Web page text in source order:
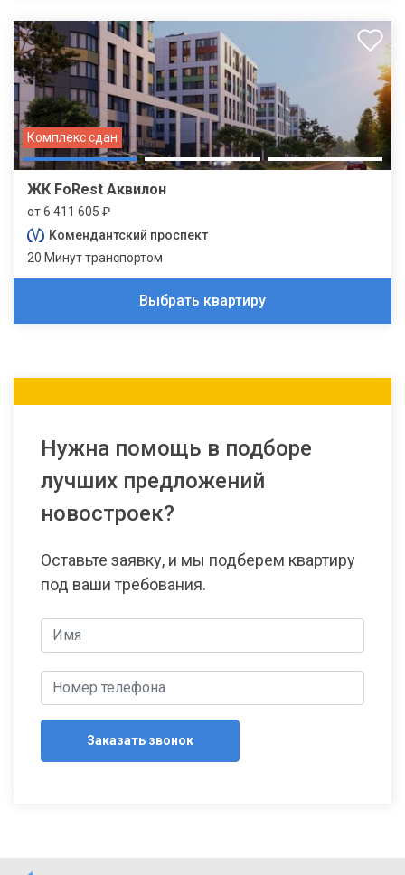
Комплекс сдан
ЖК FoRest Аквилон
от 6 411 605 ₽
Комендантский проспект
20 Минут транспортом
Выбрать квартиру
Нужна помощь в подборе
лучших предложений
новостроек?
Оставьте заявку, и мы подберем квартиру
под ваши требования.
Заказать звонок